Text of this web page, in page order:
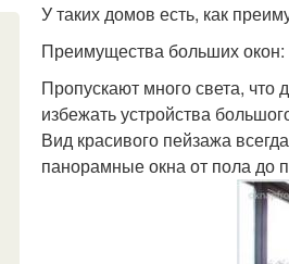
У таких домов есть, как
Преимущества больших окон:
Пропускают много света, что
избежать устройства
Вид красивого пейзажа
панорамные окна от пола до